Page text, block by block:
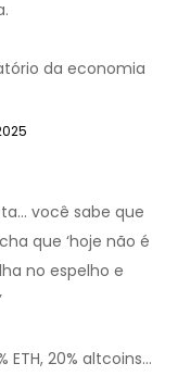
da economia
você sabe que
que ‘hoje não é
no espelho e
20% altcoins...